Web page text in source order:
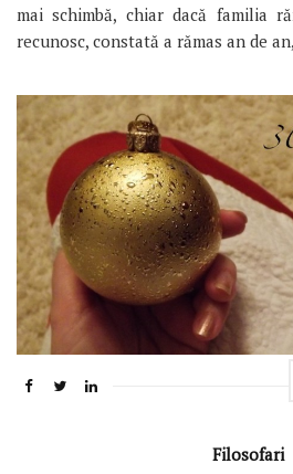
mai schimbă, chiar dacă familia
recunosc, constată a rămas an de
Filosofari